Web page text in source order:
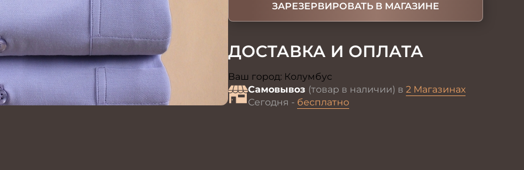
ЗАРЕЗЕРВИРОВАТЬ В МАГАЗИНЕ
ДОСТАВКА И ОПЛАТА
Ваш город: Колумбус
Самовывоз (товар в наличии) в 2 Магазинах
Сегодня - бесплатно